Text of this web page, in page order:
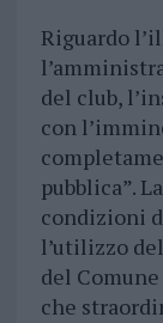
Riguardo
del club,
con
pubblica”.
condizioni
l’utilizzo
del
che